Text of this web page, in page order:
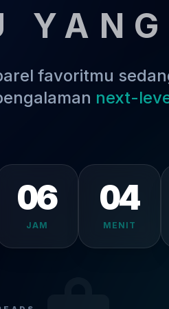
favoritmu
next-
06
JAM
04
MENIT